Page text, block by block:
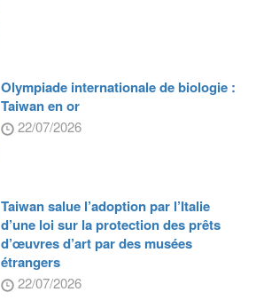
Olympiade internationale de biologie :
Taiwan en or
22/07/2026
Taiwan salue l’adoption par l’Italie
d’une loi sur la protection des prêts
d’œuvres d’art par des musées
étrangers
22/07/2026